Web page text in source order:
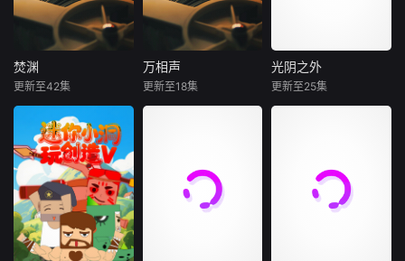
小队，常抱着大雪
球偷袭，上演轻松
搞笑的追逐闹剧。
小队在化解恶作
剧、应对突发困境
焚渊
万年前深渊裂隙现
世，渊兽祸乱苍
生，道祖舍身封印
乱世，留存焚渊诀
守护世间安宁。岁
月流转封印日渐松
动，凶残渊兽频频
现身，信奉深渊的
焚渊
更新至42集
万相声
万相茶馆的说书先
生，而其另一个身
份，是天界指派维
万相声
更新至18集
光阴之外
残面张开诡异之
眼，所视之处生灵
涂炭，化为永恒的
光阴之外
更新至25集